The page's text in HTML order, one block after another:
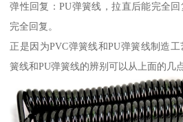
弹性回复：PU弹簧线，拉直后能完全
完全回复。
正是因为PVC弹簧线和PU弹簧线制造
簧线和PU弹簧线的辨别可以从上面的几